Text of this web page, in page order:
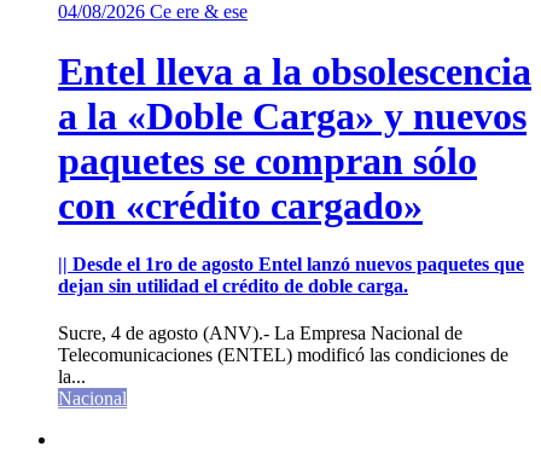
04/08/2026 Ce ere & ese
Entel lleva a la obsolescencia
a la «Doble Carga» y nuevos
paquetes se compran sólo
con «crédito cargado»
|| Desde el 1ro de agosto Entel lanzó nuevos paquetes que
dejan sin utilidad el crédito de doble carga.
Sucre, 4 de agosto (ANV).- La Empresa Nacional de
Telecomunicaciones (ENTEL) modificó las condiciones de
la...
Nacional